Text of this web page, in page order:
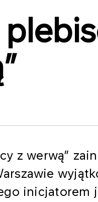
z werwą”
inicjatorem